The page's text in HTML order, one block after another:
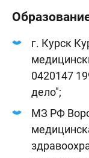
г. Курск
0420147
дело";
МЗ РФ